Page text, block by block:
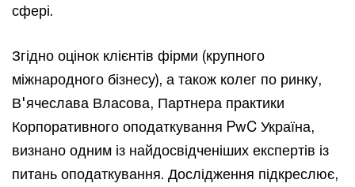
сфері.
Згідно оцінок клієнтів фірми (крупного
міжнародного бізнесу), а також колег по ринку,
В'ячеслава Власова, Партнера практики
Корпоративного оподаткування PwC Україна,
визнано одним із найдосвідченіших експертів із
питань оподаткування. Дослідження підкреслює,